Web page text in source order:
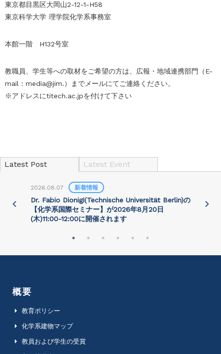
東京都目黒区大岡山2-12-1-H58
東京科学大学 理学院化学系事務室
本館一階 H132号室
教職員、学生等への取材をご希望の方は、広報・地域連携部門（E-
mail : media@jim.）までメールにてご連絡ください。
※アドレスにtitech.ac.jpを付けて下さい
Latest Post Latest Event
2026.08.07 新着情報
Dr. Fabio Dionigi(Technische Universität Berlin)の
【化学系国際セミナー】が2026年8⽉20⽇
(⽊)11:00-12:00に開催されます
概要
教育ポリシー
化学系建物マップ
教員および学生の受賞